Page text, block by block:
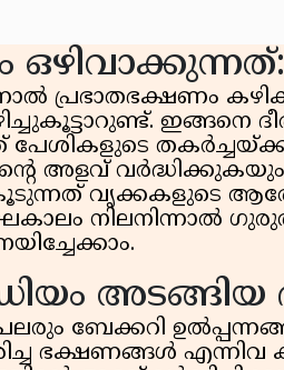
ഒഴിവാക്കുന്നത്:
പ്രഭാതഭക്ഷണം
ഇങ്ങനെ
പേശികളുടെ
അളവ്
കൂടുന്നത് വൃക്കകളുടെ
നിലനിന്നാൽ
അടങ്ങിയ
ബേക്കറി
ഭക്ഷണങ്ങൾ എന്നിവ